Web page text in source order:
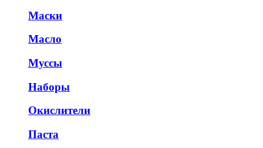
Маски
Масло
Муссы
Наборы
Окислители
Паста